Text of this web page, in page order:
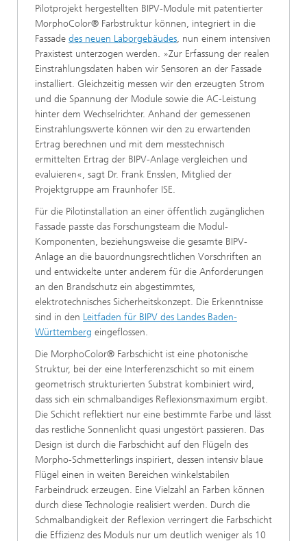
Pilotprojekt hergestellten BIPV-Module mit patentierter
MorphoColor® Farbstruktur können, integriert in die
Fassade des neuen Laborgebäudes, nun einem intensiven
Praxistest unterzogen werden. »Zur Erfassung der realen
Einstrahlungsdaten haben wir Sensoren an der Fassade
installiert. Gleichzeitig messen wir den erzeugten Strom
und die Spannung der Module sowie die AC-Leistung
hinter dem Wechselrichter. Anhand der gemessenen
Einstrahlungswerte können wir den zu erwartenden
Ertrag berechnen und mit dem messtechnisch
ermittelten Ertrag der BIPV-Anlage vergleichen und
evaluieren«, sagt Dr. Frank Ensslen, Mitglied der
Projektgruppe am Fraunhofer ISE.
Für die Pilotinstallation an einer öffentlich zugänglichen
Fassade passte das Forschungsteam die Modul-
Komponenten, beziehungsweise die gesamte BIPV-
Anlage an die bauordnungsrechtlichen Vorschriften an
und entwickelte unter anderem für die Anforderungen
an den Brandschutz ein abgestimmtes,
elektrotechnisches Sicherheitskonzept. Die Erkenntnisse
sind in den Leitfaden für BIPV des Landes Baden-
Württemberg eingeflossen.
Die MorphoColor® Farbschicht ist eine photonische
Struktur, bei der eine Interferenzschicht so mit einem
geometrisch strukturierten Substrat kombiniert wird,
dass sich ein schmalbandiges Reflexionsmaximum ergibt.
Die Schicht reflektiert nur eine bestimmte Farbe und lässt
das restliche Sonnenlicht quasi ungestört passieren. Das
Design ist durch die Farbschicht auf den Flügeln des
Morpho-Schmetterlings inspiriert, dessen intensiv blaue
Flügel einen in weiten Bereichen winkelstabilen
Farbeindruck erzeugen. Eine Vielzahl an Farben können
durch diese Technologie realisiert werden. Durch die
Schmalbandigkeit der Reflexion verringert die Farbschicht
die Effizienz des Moduls nur um deutlich weniger als 10